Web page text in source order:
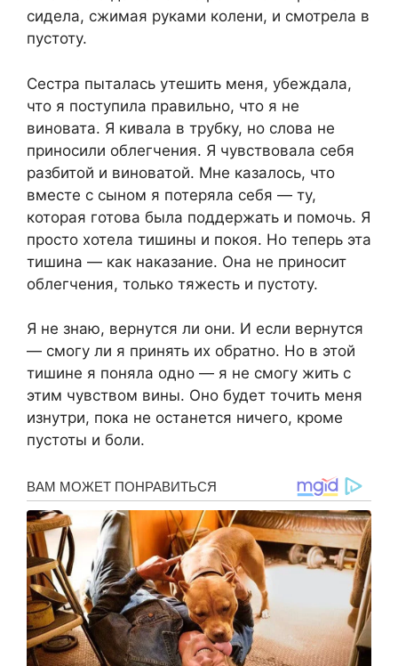
сидела, сжимая руками колени, и смотрела в
пустоту.
Сестра пыталась утешить меня, убеждала,
что я поступила правильно, что я не
виновата. Я кивала в трубку, но слова не
приносили облегчения. Я чувствовала себя
разбитой и виноватой. Мне казалось, что
вместе с сыном я потеряла себя — ту,
которая готова была поддержать и помочь. Я
просто хотела тишины и покоя. Но теперь эта
тишина — как наказание. Она не приносит
облегчения, только тяжесть и пустоту.
Я не знаю, вернутся ли они. И если вернутся
— смогу ли я принять их обратно. Но в этой
тишине я поняла одно — я не смогу жить с
этим чувством вины. Оно будет точить меня
изнутри, пока не останется ничего, кроме
пустоты и боли.